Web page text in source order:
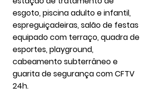
esgoto, piscina adulto e infantil,
espreguiçadeiras, salão de festas
equipado com terraço, quadra de
esportes, playground,
cabeamento subterrâneo e
guarita de segurança com CFTV
24h.